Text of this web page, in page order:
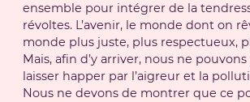
ensemble pour intégrer de la
révoltes. L’avenir, le monde dont on
monde plus juste, plus respectueux,
Mais, afin d’y arriver, nous ne
laisser happer par l’aigreur et la
Nous ne devons de montrer que ce